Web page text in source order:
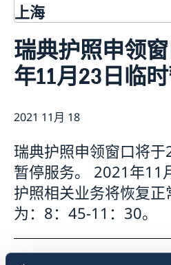
上海
签证和居留许可
签证申请
长期逗留（90 天或更长）
申请居留许可
生物识别和护照检查
瑞典护照
新闻
数据保护政策
联系方式和办公时间
瑞典护照申领
年11月23日临
2021 11月 18
瑞典护照申领窗口将
暂停服务。 2021年11
护照相关业务将恢复
为：8：45-11：30。